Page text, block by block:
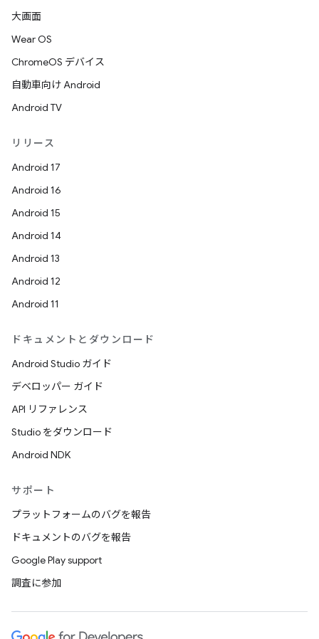
大画面
Wear OS
ChromeOS デバイス
自動車向け Android
Android TV
リリース
Android 17
Android 16
Android 15
Android 14
Android 13
Android 12
Android 11
ドキュメントとダウンロード
Android Studio ガイド
デベロッパー ガイド
API リファレンス
Studio をダウンロード
Android NDK
サポート
プラットフォームのバグを報告
ドキュメントのバグを報告
Google Play support
調査に参加